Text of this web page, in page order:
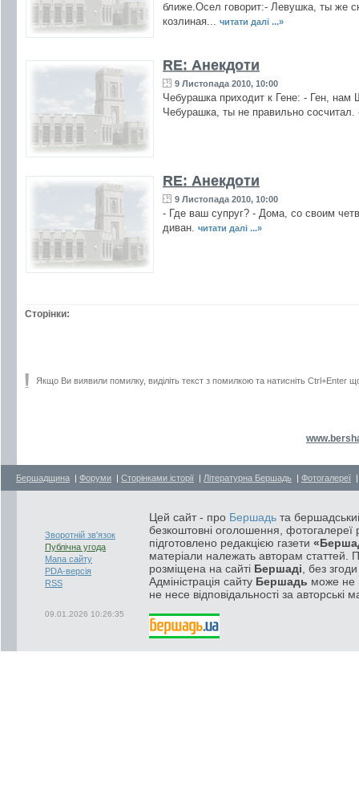
ближе.Осел говорит:- Левушка, ты же
козлиная... читати далі ...»
RE: Анекдоти
9 Листопада 2010, 10:00
Чебурашка приходит к Гене: - Ген, нам
Чебурашка, ты не правильно
RE: Анекдоти
9 Листопада 2010, 10:00
- Где ваш супруг? - Дома, со своим
диван. читати далі ...»
Сторінки:
Якщо Ви виявили помилку, виділіть текст з помилкою та натисніть Ctrl+Enter
Бершадщина | Форуми | Сторінками історії | Літературна Бершадь | Фотогалереї
Зворотній зв'язок
Публічна угода
Мапа сайту
PDA-версія
RSS
09.01.2026 10:26:35
Цей сайт - про Бершадь та
безкоштовні оголошення, фотогалереї
підготовлено редакцією газети
матеріали належать авторам статтей.
розміщена на сайті Бершаді , без
Адміністрація сайту Бершадь може не
не несе відповідальності за авторські